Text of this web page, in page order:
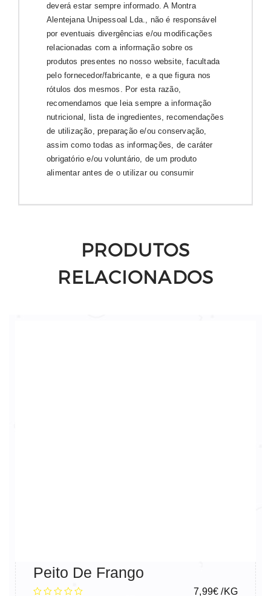
deverá estar sempre informado. A Montra
Alentejana Unipessoal Lda., não é responsável
por eventuais divergências e/ou modificações
relacionadas com a informação sobre os
produtos presentes no nosso website, facultada
pelo fornecedor/fabricante, e a que figura nos
rótulos dos mesmos. Por esta razão,
recomendamos que leia sempre a informação
nutricional, lista de ingredientes, recomendações
de utilização, preparação e/ou conservação,
assim como todas as informações, de caráter
obrigatório e/ou voluntário, de um produto
alimentar antes de o utilizar ou consumir
PRODUTOS
RELACIONADOS
Peito De Frango
7,99€ /KG